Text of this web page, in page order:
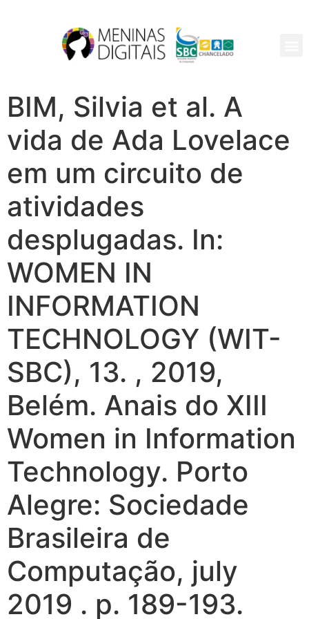
BIM, Silvia et al. A
vida de Ada Lovelace
em um circuito de
atividades
desplugadas. In:
WOMEN IN
INFORMATION
TECHNOLOGY (WIT-
SBC), 13. , 2019,
Belém. Anais do XIII
Women in Information
Technology. Porto
Alegre: Sociedade
Brasileira de
Computação, july
2019 . p. 189-193.